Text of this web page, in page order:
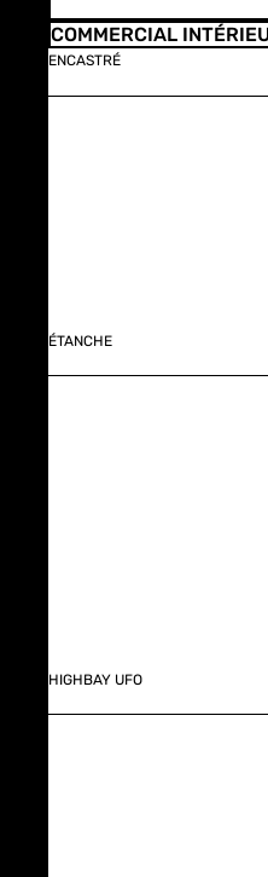
COMMERCIAL
ENCASTRÉ
ÉTANCHE
HIGHBAY UFO